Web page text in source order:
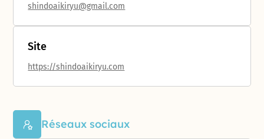
shindoaikiryu@gmail.com
Site
https://shindoaikiryu.com
Réseaux sociaux